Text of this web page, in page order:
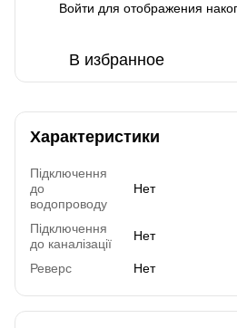
Войти для отображения
В избранное
Характеристики
Підключення
до
водопроводу
Нет
Підключення
до каналізації
Нет
Реверс Нет